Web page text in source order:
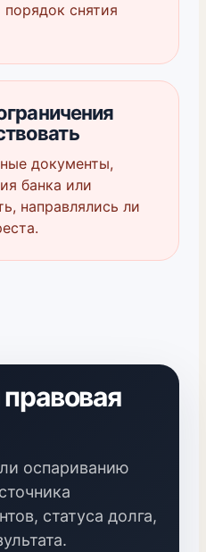
снятия
документы,
банка или
направлялись ли
оспариванию
статуса долга,